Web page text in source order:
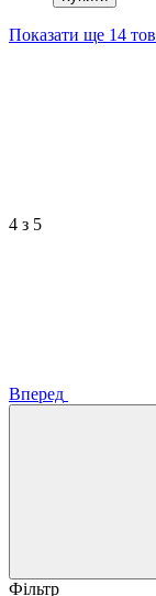
Показати ще 14
4 з 5
Вперед
Фільтр